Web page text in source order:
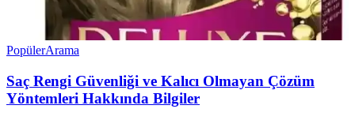
PopülerArama
Saç Rengi Güvenliği ve Kalıcı Olmayan Çözüm
Yöntemleri Hakkında Bilgiler